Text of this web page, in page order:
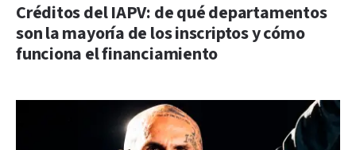
Créditos del IAPV: de qué departamentos
son la mayoría de los inscriptos y cómo
funciona el financiamiento